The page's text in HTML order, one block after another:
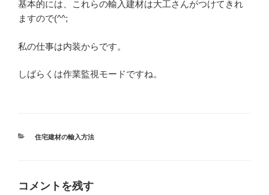
基本的には、これらの輸入建材は大工さんがつけてきれ
ますので(^^;
私の仕事は内装からです。
しばらくは作業監視モードですね。
カ
住宅建材の輸入方法
コメントを残す